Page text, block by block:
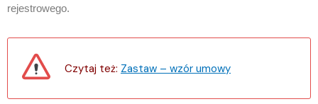
rejestrowego.
Czytaj też: Zastaw – wzór umowy